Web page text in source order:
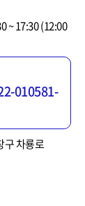
~ 17:30 (12:00
010581-
구 차룡로